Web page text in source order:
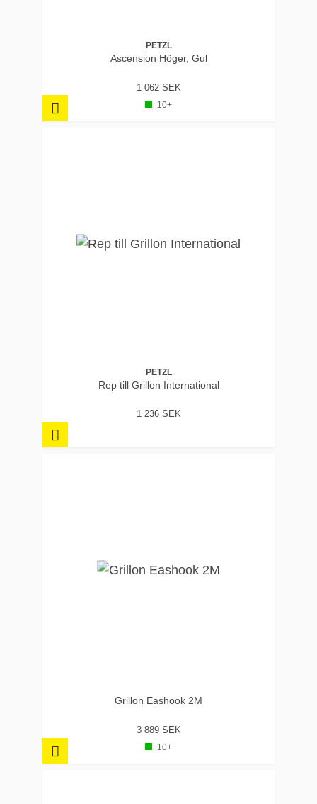
PETZL
Ascension Höger, Gul
1 062 SEK
10+
PETZL
Rep till Grillon International
1 236 SEK
Grillon Eashook 2M
3 889 SEK
10+